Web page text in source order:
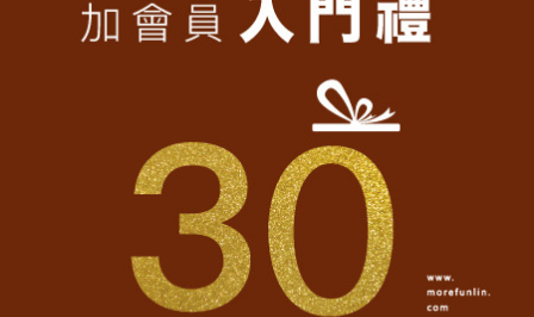
台灣T-shirt│123到台灣造
台灣T-shirt│123到台灣造